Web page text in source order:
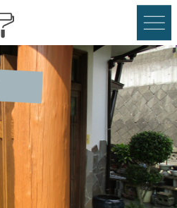
menu
HOME
お申込みの流れ